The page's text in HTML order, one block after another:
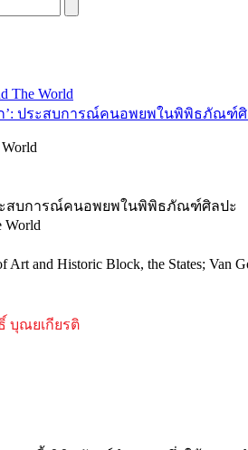
The World
’: ประสบการณ์คนอพยพในพิพิธภัณฑ์ศิ
ะสบการณ์คนอพยพในพิพิธภัณฑ์ศิลปะ
World
Art and Historic Block, the States; Van
บุณยเกียรติ